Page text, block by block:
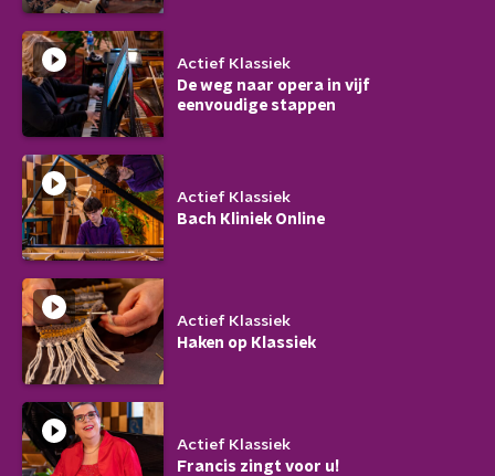
Actief Klassiek
De weg naar opera in vijf
eenvoudige stappen
Actief Klassiek
Bach Kliniek Online
Actief Klassiek
Haken op Klassiek
Actief Klassiek
Francis zingt voor u!